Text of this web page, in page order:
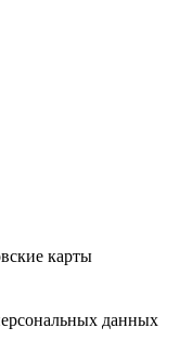
карты
данных